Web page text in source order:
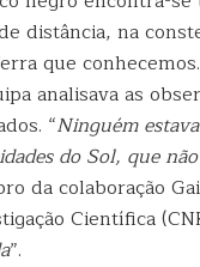
distância, na
que
analisava as
“Ninguém
do Sol, que
da colaboração
Científica
”.